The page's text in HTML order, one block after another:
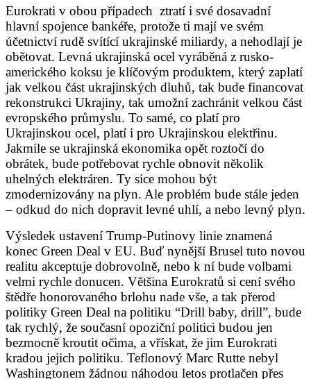
Eurokrati v obou případech ztratí i své dosavadní
hlavní spojence bankéře, protože ti mají ve svém
účetnictví rudě svítící ukrajinské miliardy, a nehodlají je
obětovat. Levná ukrajinská ocel vyráběná z rusko-
amerického koksu je klíčovým produktem, který zaplatí
jak velkou část ukrajinských dluhů, tak bude financovat
rekonstrukci Ukrajiny, tak umožní zachránit velkou část
evropského průmyslu. To samé, co platí pro
Ukrajinskou ocel, platí i pro Ukrajinskou elektřinu.
Jakmile se ukrajinská ekonomika opět roztočí do
obrátek, bude potřebovat rychle obnovit několik
uhelných elektráren. Ty sice mohou být
zmodernizovány na plyn. Ale problém bude stále jeden
– odkud do nich dopravit levné uhlí, a nebo levný plyn.
Výsledek ustavení Trump-Putinovy linie znamená
konec Green Deal v EU. Buď nynější Brusel tuto novou
realitu akceptuje dobrovolně, nebo k ní bude volbami
velmi rychle donucen. Většina Eurokratů si cení svého
štědře honorovaného brlohu nade vše, a tak přerod
politiky Green Deal na politiku “Drill baby, drill”, bude
tak rychlý, že současní opoziční politici budou jen
bezmocně kroutit očima, a vřískat, že jim Eurokrati
kradou jejich politiku. Teflonový Marc Rutte nebyl
Washingtonem žádnou náhodou letos protlačen přes